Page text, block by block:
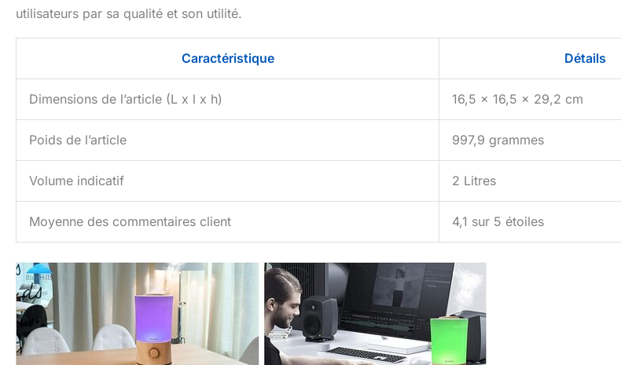
utilisateurs par sa qualité et son utilité.
Caractéristique Détails
Dimensions de l’article (L x l x h) 16,5 x 16,5 x 29,2 cm
Poids de l’article 997,9 grammes
Volume indicatif 2 Litres
Moyenne des commentaires client 4,1 sur 5 étoiles